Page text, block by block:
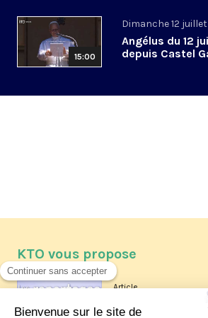
15:00
Dimanche 12
Angélus du 12
depuis Castel
KTO vous propose
Article
Les reportages